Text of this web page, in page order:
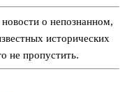
о непознанном,
исторических
не пропустить.